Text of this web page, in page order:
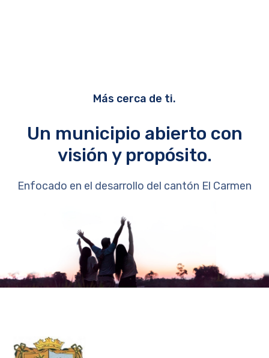
Más cerca de ti.
Un municipio abierto con
visión y propósito.
Enfocado en el desarrollo del cantón El Carmen